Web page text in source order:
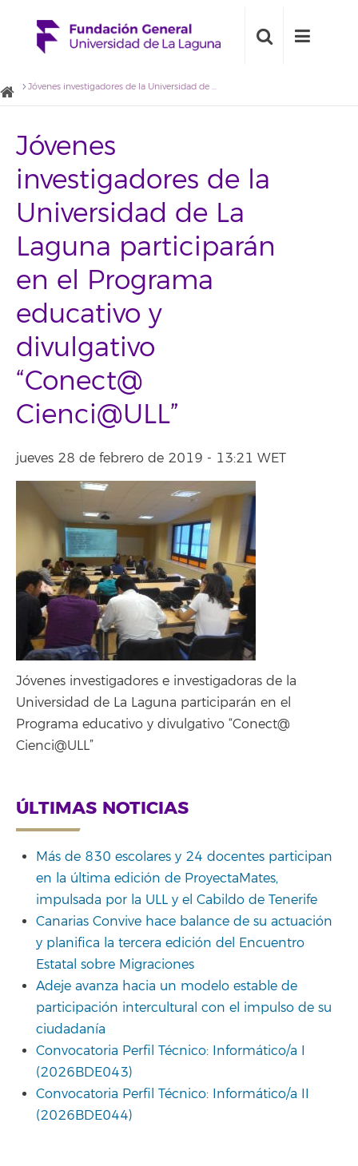
Jóvenes investigadores de la Universidad de La Laguna participarán en el Programa educativo y divulgativo “Conect@ Cienci@ULL”
Jóvenes
investigadores de la
Universidad de La
Laguna participarán
en el Programa
educativo y
divulgativo
“Conect@
Cienci@ULL”
jueves 28 de febrero de 2019 - 13:21 WET
Jóvenes investigadores e investigadoras de la
Universidad de La Laguna participarán en el
Programa educativo y divulgativo “Conect@
Cienci@ULL”
ÚLTIMAS NOTICIAS
Más de 830 escolares y 24 docentes participan
en la última edición de ProyectaMates,
impulsada por la ULL y el Cabildo de Tenerife
Canarias Convive hace balance de su actuación
y planifica la tercera edición del Encuentro
Estatal sobre Migraciones
Adeje avanza hacia un modelo estable de
participación intercultural con el impulso de su
ciudadanía
Convocatoria Perfil Técnico: Informático/a I
(2026BDE043)
Convocatoria Perfil Técnico: Informático/a II
(2026BDE044)